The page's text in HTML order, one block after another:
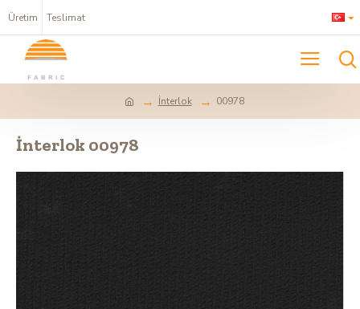
Üretim Teslimat
İnterlok 00978
İnterlok 00978